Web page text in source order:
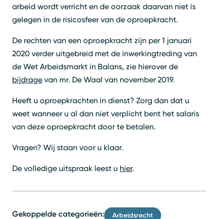
arbeid wordt verricht en de oorzaak daarvan niet is
gelegen in de risicosfeer van de oproepkracht.
De rechten van een oproepkracht zijn per 1 januari
2020 verder uitgebreid met de inwerkingtreding van
de Wet Arbeidsmarkt in Balans, zie hierover de
bijdrage van mr. De Waal van november 2019.
Heeft u oproepkrachten in dienst? Zorg dan dat u
weet wanneer u al dan niet verplicht bent het salaris
van deze oproepkracht door te betalen.
Vragen? Wij staan voor u klaar.
De volledige uitspraak leest u hier.
Gekoppelde categorieën: Arbeidsrecht